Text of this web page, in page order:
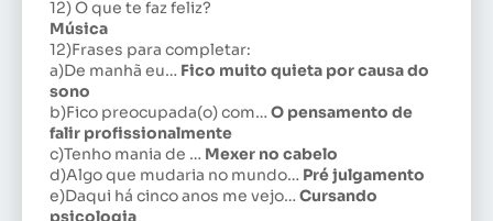
12) O que te faz feliz?
Música
12)Frases para completar:
a)De manhã eu… Fico muito quieta por causa do
sono
b)Fico preocupada(o) com… O pensamento de
falir profissionalmente
c)Tenho mania de … Mexer no cabelo
d)Algo que mudaria no mundo… Pré julgamento
e)Daqui há cinco anos me vejo… Cursando
psicologia